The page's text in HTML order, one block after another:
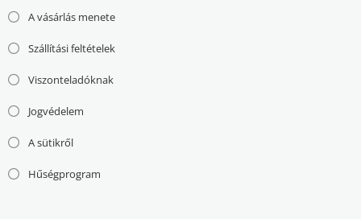
A vásárlás menete
Szállítási feltételek
Viszonteladóknak
Jogvédelem
A sütikről
Hűségprogram